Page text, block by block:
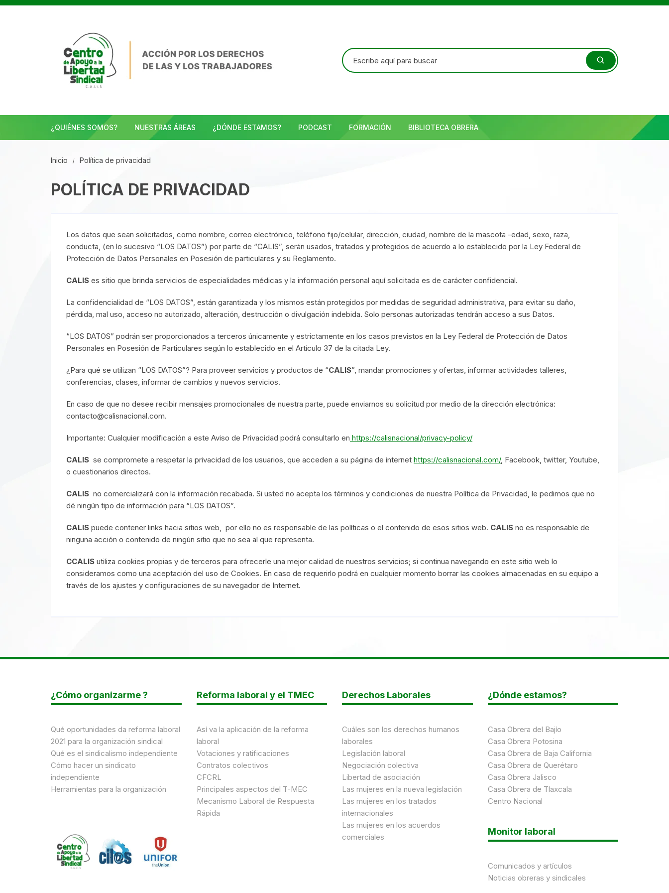
Saltar
Buscar:
¿QUIÉNES SOMOS? NUESTRAS ÁREAS ¿DÓNDE ESTAMOS? PODCAST FORMACIÓN BIBLIOTECA OBRERA
Inicio Política de privacidad
POLÍTICA DE PRIVACIDAD
Los datos que sean solicitados, como nombre, correo electrónico, teléfono fijo/celular, dirección, ciudad, nombre de la mascota -edad, sexo, raza,
conducta, (en lo sucesivo “LOS DATOS”) por parte de “CALIS”, serán usados, tratados y protegidos de acuerdo a lo establecido por la Ley Federal de
Protección de Datos Personales en Posesión de particulares y su Reglamento.
CALIS es sitio que brinda servicios de especialidades médicas y la información personal aquí solicitada es de carácter confidencial.
La confidencialidad de “LOS DATOS”, están garantizada y los mismos están protegidos por medidas de seguridad administrativa, para evitar su daño,
pérdida, mal uso, acceso no autorizado, alteración, destrucción o divulgación indebida. Solo personas autorizadas tendrán acceso a sus Datos.
“LOS DATOS” podrán ser proporcionados a terceros únicamente y estrictamente en los casos previstos en la Ley Federal de Protección de Datos
Personales en Posesión de Particulares según lo establecido en el Artículo 37 de la citada Ley.
¿Para qué se utilizan “LOS DATOS”? Para proveer servicios y productos de “CALIS”, mandar promociones y ofertas, informar actividades talleres,
conferencias, clases, informar de cambios y nuevos servicios.
En caso de que no desee recibir mensajes promocionales de nuestra parte, puede enviarnos su solicitud por medio de la dirección electrónica:
contacto@calisnacional.com.
Importante: Cualquier modificación a este Aviso de Privacidad podrá consultarlo en https://calisnacional/privacy-policy/
CALIS se compromete a respetar la privacidad de los usuarios, que acceden a su página de internet https://calisnacional.com/, Facebook, twitter, Youtube,
o cuestionarios directos.
CALIS no comercializará con la información recabada. Si usted no acepta los términos y condiciones de nuestra Política de Privacidad, le pedimos que no
dé ningún tipo de información para “LOS DATOS”.
CALIS puede contener links hacia sitios web, por ello no es responsable de las políticas o el contenido de esos sitios web. CALIS no es responsable de
ninguna acción o contenido de ningún sitio que no sea al que representa.
CCALIS utiliza cookies propias y de terceros para ofrecerle una mejor calidad de nuestros servicios; si continua navegando en este sitio web lo
consideramos como una aceptación del uso de Cookies. En caso de requerirlo podrá en cualquier momento borrar las cookies almacenadas en su equipo a
través de los ajustes y configuraciones de su navegador de Internet.
¿Cómo organizarme ?
Qué oportunidades da reforma laboral
2021 para la organización sindical
Qué es el sindicalismo independiente
Cómo hacer un sindicato
independiente
Herramientas para la organización
Reforma laboral y el TMEC
Así va la aplicación de la reforma
laboral
Votaciones y ratificaciones
Contratos colectivos
CFCRL
Principales aspectos del T-MEC
Mecanismo Laboral de Respuesta
Rápida
Derechos Laborales
Cuáles son los derechos humanos
laborales
Legislación laboral
Negociación colectiva
Libertad de asociación
Las mujeres en la nueva legislación
Las mujeres en los tratados
internacionales
Las mujeres en los acuerdos
comerciales
¿Dónde estamos?
Casa Obrera del Bajío
Casa Obrera Potosina
Casa Obrera de Baja California
Casa Obrera de Querétaro
Casa Obrera Jalisco
Casa Obrera de Tlaxcala
Centro Nacional
Monitor laboral
Comunicados y artículos
Noticias obreras y sindicales